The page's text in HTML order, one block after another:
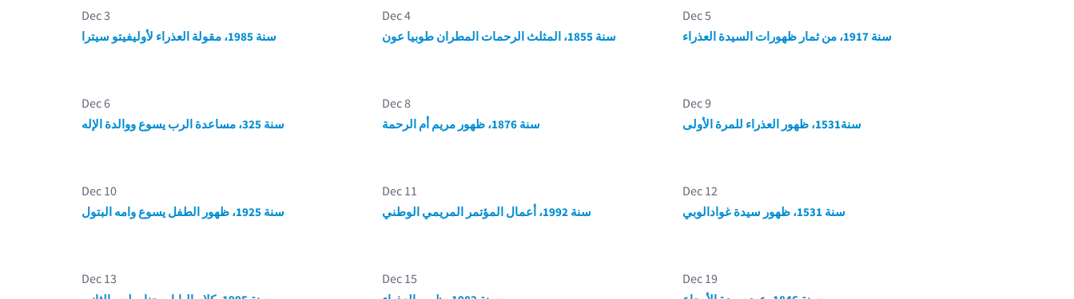
Dec 3
سنة 1985، مقولة العذراء لأوليفيتو سيترا
Dec 4
سنة 1855، المثلث الرحمات المطران طوبيا عون
Dec 5
سنة 1917، من ثمار ظهورات السيدة العذراء
Dec 6
سنة 325، مساعدة الرب يسوع ووالدة الإله
Dec 8
سنة 1876، ظهور مريم أم الرحمة
Dec 9
سنة1531، ظهور العذراء للمرة الأولى
Dec 10
سنة 1925، ظهور الطفل يسوع وامه البتول
Dec 11
سنة 1992، أعمال المؤتمر المريمي الوطني
Dec 12
سنة 1531، ظهور سيدة غوادالوبي
Dec 13 Dec 15 Dec 19